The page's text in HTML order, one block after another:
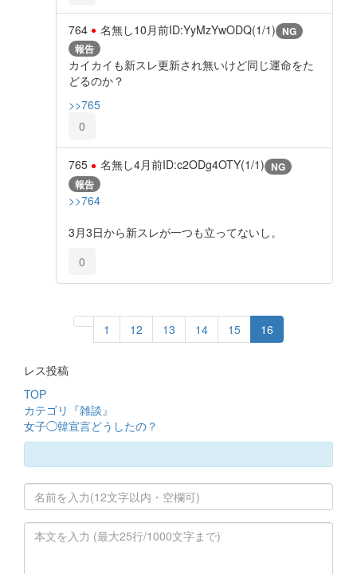
764 名無し10月前ID:YyMzYwODQ(1/1) NG
報告
カイカイも新スレ更新され無いけど同じ運命をた
どるのか？
>>765
0
765 名無し4月前ID:c2ODg4OTY(1/1) NG
報告
>>764
3月3日から新スレが一つも立ってないし。
0
1 12 13 14 15 16
レス投稿
TOP
カテゴリ『雑談』
女子◯韓宣言どうしたの？